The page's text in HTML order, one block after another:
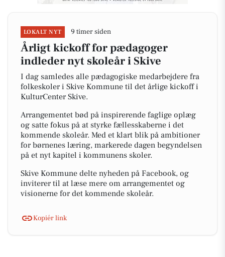
LOKALT NYT 9 timer siden
Årligt kickoff for pædagoger
indleder nyt skoleår i Skive
I dag samledes alle pædagogiske medarbejdere fra
folkeskoler i Skive Kommune til det årlige kickoff i
KulturCenter Skive.
Arrangementet bød på inspirerende faglige oplæg
og satte fokus på at styrke fællesskaberne i det
kommende skoleår. Med et klart blik på ambitioner
for børnenes læring, markerede dagen begyndelsen
på et nyt kapitel i kommunens skoler.
Skive Kommune delte nyheden på Facebook, og
inviterer til at læse mere om arrangementet og
visionerne for det kommende skoleår.
Kopiér link